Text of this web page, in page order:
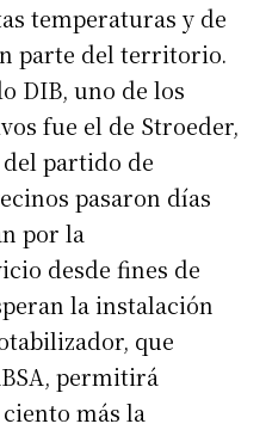
temperaturas y de
parte del territorio.
DIB, uno de los
fue el de Stroeder,
partido de
pasaron días
por la
desde fines de
la instalación
que
permitirá
más la